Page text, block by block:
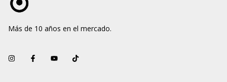
Más de 10 años en el mercado.